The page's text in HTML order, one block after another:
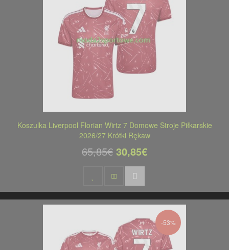
Koszulka Liverpool Florian Wirtz 7 Domowe Stroje Piłkarskie
2026/27 Krótki Rękaw
65,85€ 30,85€
-53%